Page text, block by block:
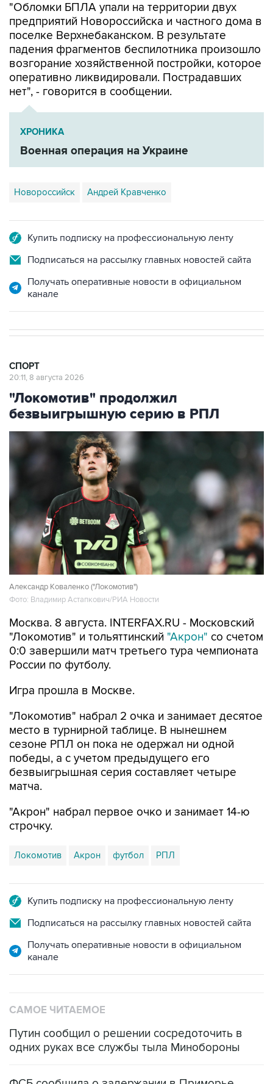
"Обломки БПЛА упали на территории двух
предприятий Новороссийска и частного дома в
поселке Верхнебаканском. В результате
падения фрагментов беспилотника произошло
возгорание хозяйственной постройки, которое
оперативно ликвидировали. Пострадавших
нет", - говорится в сообщении.
ХРОНИКА
Военная операция на Украине
Новороссийск Андрей Кравченко
Купить подписку на профессиональную ленту
Подписаться на рассылку главных новостей сайта
Получать оперативные новости в официальном
канале
СПОРТ
20:11, 8 августа 2026
"Локомотив" продолжил
безвыигрышную серию в РПЛ
Александр Коваленко ("Локомотив")
Фото: Владимир Астапкович/РИА Новости
Москва. 8 августа. INTERFAX.RU - Московский
"Локомотив" и тольяттинский "Акрон" со счетом
0:0 завершили матч третьего тура чемпионата
России по футболу.
Игра прошла в Москве.
"Локомотив" набрал 2 очка и занимает десятое
место в турнирной таблице. В нынешнем
сезоне РПЛ он пока не одержал ни одной
победы, а с учетом предыдущего его
безвыигрышная серия составляет четыре
матча.
"Акрон" набрал первое очко и занимает 14-ю
строчку.
Локомотив Акрон футбол РПЛ
Купить подписку на профессиональную ленту
Подписаться на рассылку главных новостей сайта
Получать оперативные новости в официальном
канале
САМОЕ ЧИТАЕМОЕ
Путин сообщил о решении сосредоточить в
одних руках все службы тыла Минобороны